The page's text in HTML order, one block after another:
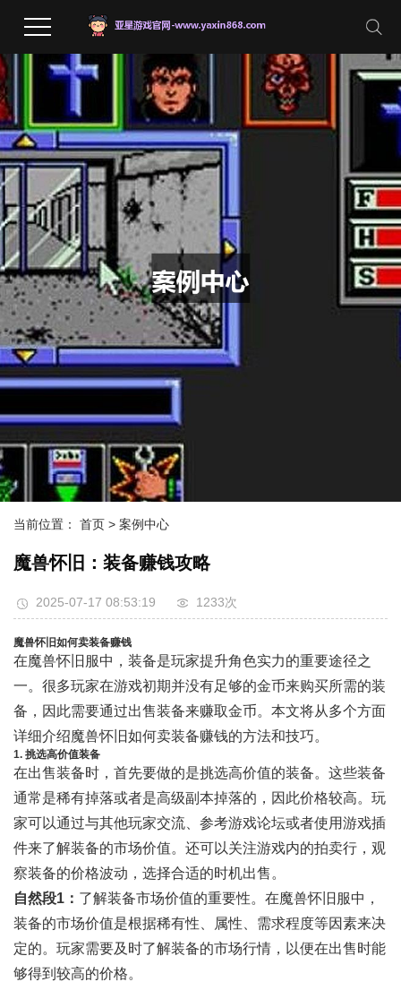
当前位置： 首页 > 案例中心
魔兽怀旧：装备赚钱攻略
2025-07-17 08:53:19 1233次
魔兽怀旧如何卖装备赚钱
在魔兽怀旧服中，装备是玩家提升角色实力的重要途径之
一。很多玩家在游戏初期并没有足够的金币来购买所需的装
备，因此需要通过出售装备来赚取金币。本文将从多个方面
详细介绍魔兽怀旧如何卖装备赚钱的方法和技巧。
1. 挑选高价值装备
在出售装备时，首先要做的是挑选高价值的装备。这些装备
通常是稀有掉落或者是高级副本掉落的，因此价格较高。玩
家可以通过与其他玩家交流、参考游戏论坛或者使用游戏插
件来了解装备的市场价值。还可以关注游戏内的拍卖行，观
察装备的价格波动，选择合适的时机出售。
自然段1： 了解装备市场价值的重要性。在魔兽怀旧服中，
装备的市场价值是根据稀有性、属性、需求程度等因素来决
定的。玩家需要及时了解装备的市场行情，以便在出售时能
够得到较高的价格。